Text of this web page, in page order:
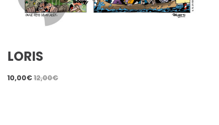
LORIS
10,00€12,00€